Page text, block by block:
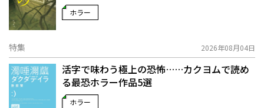
ホラー
特集 2026年08月04日
活字で味わう極上の恐怖……カクヨムで読め
る最恐ホラー作品5選
ホラー